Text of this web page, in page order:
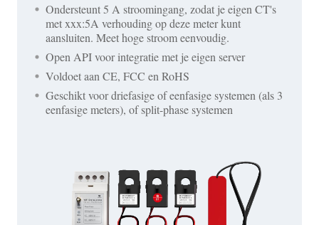
Ondersteunt 5 A stroomingang, zodat je eigen CT's
met xxx:5A verhouding op deze meter kunt
aansluiten. Meet hoge stroom eenvoudig.
Open API voor integratie met je eigen server
Voldoet aan CE, FCC en RoHS
Geschikt voor driefasige of eenfasige systemen (als 3
eenfasige meters), of split-phase systemen